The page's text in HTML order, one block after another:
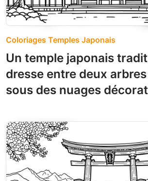
Coloriages Temples Japonais
Un temple japonais
dresse entre deux
sous des nuages